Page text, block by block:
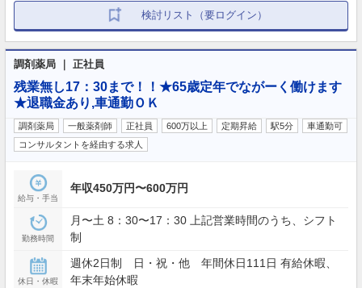
検討リスト（要ログイン）
調剤薬局 ｜ 正社員
残業無し17：30まで！！★65歳定年でながーく働けます
★退職金あり,車通勤ＯＫ
調剤薬局 一般薬剤師 正社員 600万以上 定期昇給 駅5分
車通勤可
コンサルタントを経由する求人
給与・手当
年収450万円〜600万円
勤務時間
月〜土 8：30〜17：30 上記営業時間のうち、シフト
制
休日・休暇
週休2日制 日・祝・他 年間休日111日 有給休暇、
年末年始休暇